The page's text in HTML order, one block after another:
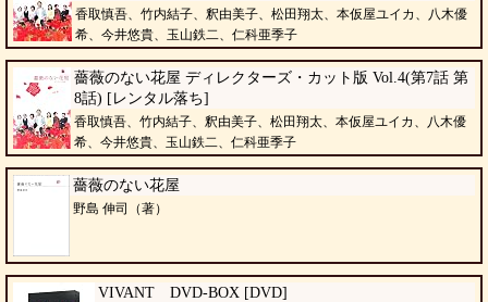
香取慎吾、竹内結子、釈由美子、松田翔太、本仮屋ユイカ、八木優
希、今井悠貴、玉山鉄二、仁科亜季子
薔薇のない花屋 ディレクターズ・カット版 Vol.4(第7話 第
8話) [レンタル落ち]
香取慎吾、竹内結子、釈由美子、松田翔太、本仮屋ユイカ、八木優
希、今井悠貴、玉山鉄二、仁科亜季子
薔薇のない花屋
野島 伸司（著）
VIVANT DVD-BOX [DVD]